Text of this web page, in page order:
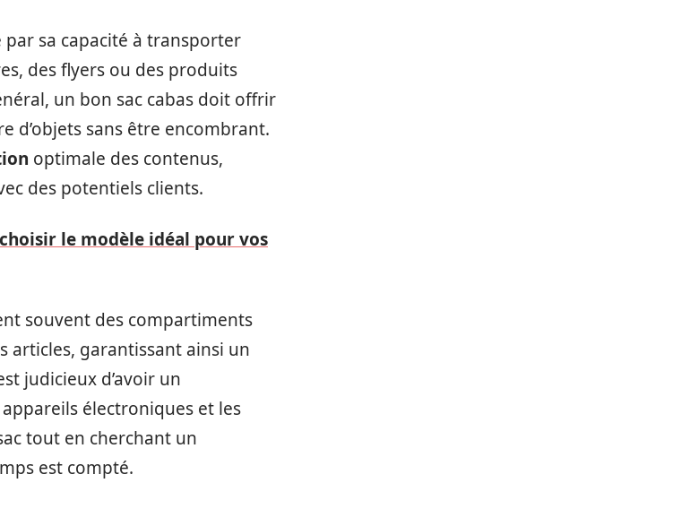
sa capacité à transporter
des flyers ou des produits
un bon sac cabas doit offrir
d’objets sans être encombrant.
optimale des contenus,
des potentiels clients.
le modèle idéal pour vos
souvent des compartiments
articles, garantissant ainsi un
judicieux d’avoir un
électroniques et les
tout en cherchant un
est compté.